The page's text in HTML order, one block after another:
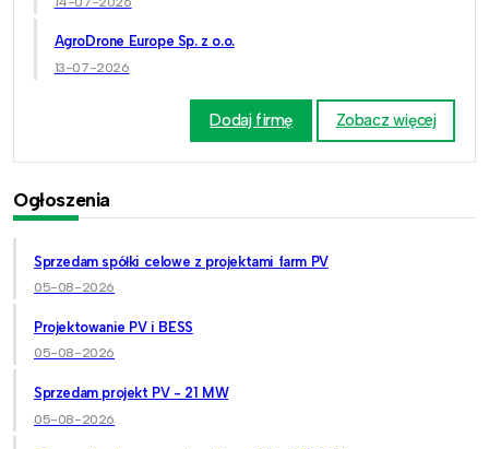
AgroDrone Europe Sp. z o.o.
13-07-2026
Dodaj firmę Zobacz więcej
Ogłoszenia
Sprzedam spółki celowe z projektami farm PV
05-08-2026
Projektowanie PV i BESS
05-08-2026
Sprzedam projekt PV - 21 MW
05-08-2026